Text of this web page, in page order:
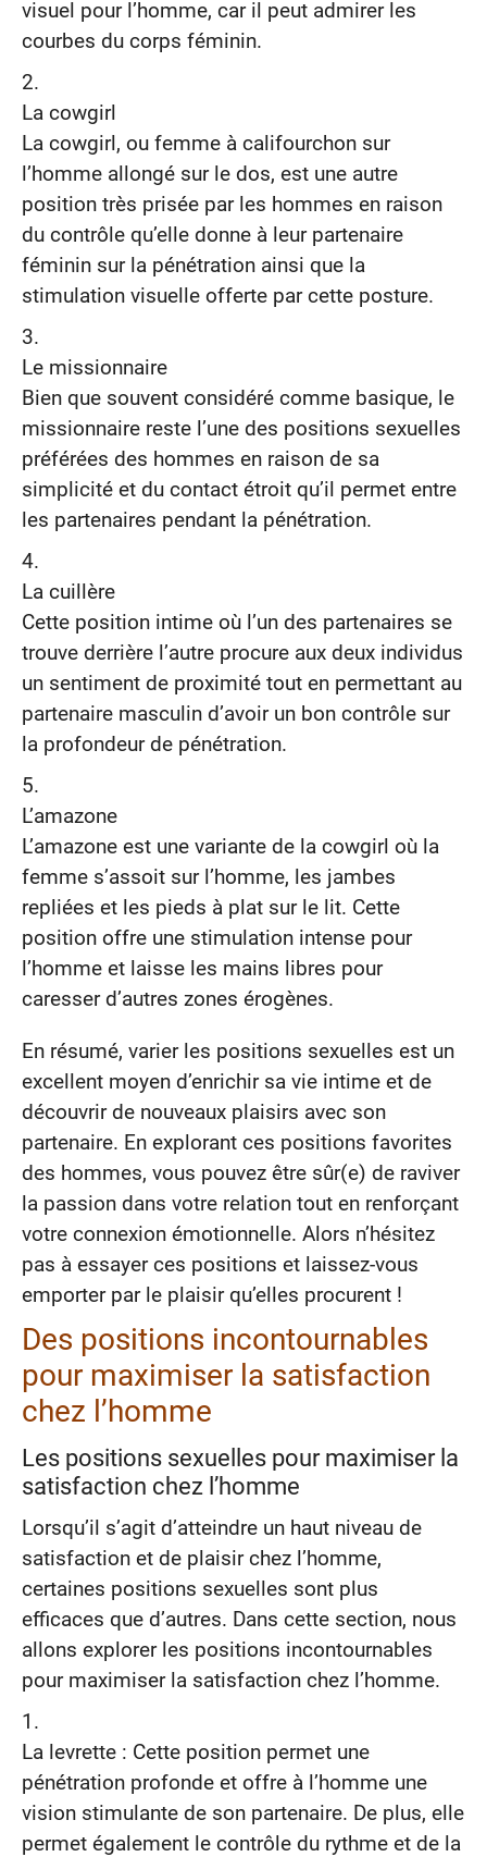
visuel pour l’homme, car il peut admirer les
courbes du corps féminin.
La cowgirl
La cowgirl, ou femme à califourchon sur
l’homme allongé sur le dos, est une autre
position très prisée par les hommes en raison
du contrôle qu’elle donne à leur partenaire
féminin sur la pénétration ainsi que la
stimulation visuelle offerte par cette posture.
Le missionnaire
Bien que souvent considéré comme basique, le
missionnaire reste l’une des positions sexuelles
préférées des hommes en raison de sa
simplicité et du contact étroit qu’il permet entre
les partenaires pendant la pénétration.
La cuillère
Cette position intime où l’un des partenaires se
trouve derrière l’autre procure aux deux individus
un sentiment de proximité tout en permettant au
partenaire masculin d’avoir un bon contrôle sur
la profondeur de pénétration.
L’amazone
L’amazone est une variante de la cowgirl où la
femme s’assoit sur l’homme, les jambes
repliées et les pieds à plat sur le lit. Cette
position offre une stimulation intense pour
l’homme et laisse les mains libres pour
caresser d’autres zones érogènes.
En résumé, varier les positions sexuelles est un
excellent moyen d’enrichir sa vie intime et de
découvrir de nouveaux plaisirs avec son
partenaire. En explorant ces positions favorites
des hommes, vous pouvez être sûr(e) de raviver
la passion dans votre relation tout en renforçant
votre connexion émotionnelle. Alors n’hésitez
pas à essayer ces positions et laissez-vous
emporter par le plaisir qu’elles procurent !
Des positions incontournables
pour maximiser la satisfaction
chez l’homme
Les positions sexuelles pour maximiser la
satisfaction chez l’homme
Lorsqu’il s’agit d’atteindre un haut niveau de
satisfaction et de plaisir chez l’homme,
certaines positions sexuelles sont plus
efficaces que d’autres. Dans cette section, nous
allons explorer les positions incontournables
pour maximiser la satisfaction chez l’homme.
La levrette : Cette position permet une
pénétration profonde et offre à l’homme une
vision stimulante de son partenaire. De plus, elle
permet également le contrôle du rythme et de la